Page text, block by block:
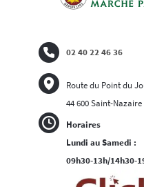
Horaires
Lundi au Samedi :
09h30-13h/14h30-
02 40 22 46 36
Route du Point du
44 600 Saint-Nazaire